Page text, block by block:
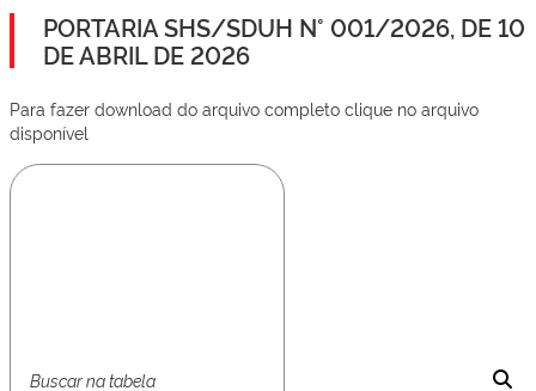
PORTARIA SHS/SDUH N° 001/2026, DE 10
DE ABRIL DE 2026
Para fazer download do arquivo completo clique no arquivo
disponível